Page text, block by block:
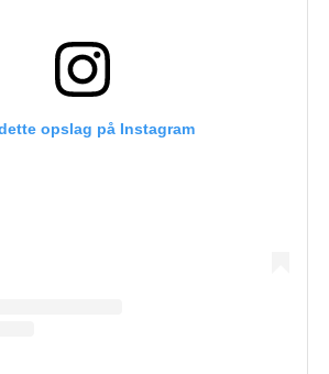
opslag på Instagram